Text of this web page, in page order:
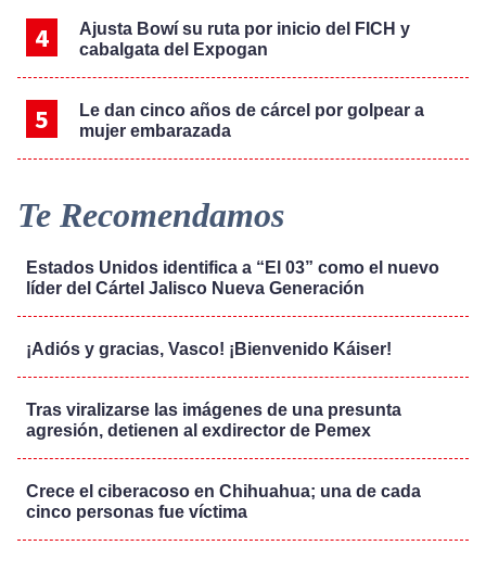
Ajusta Bowí su ruta por inicio del FICH y
cabalgata del Expogan
Le dan cinco años de cárcel por golpear a
mujer embarazada
Te Recomendamos
Estados Unidos identifica a “El 03” como el nuevo
líder del Cártel Jalisco Nueva Generación
¡Adiós y gracias, Vasco! ¡Bienvenido Káiser!
Tras viralizarse las imágenes de una presunta
agresión, detienen al exdirector de Pemex
Crece el ciberacoso en Chihuahua; una de cada
cinco personas fue víctima